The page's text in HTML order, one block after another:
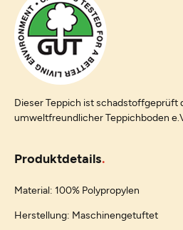
Dieser Teppich ist schadstoffgeprüft
umweltfreundlicher Teppichboden
Produktdetails
Material: 100% Polypropylen
Herstellung: Maschinengetuftet